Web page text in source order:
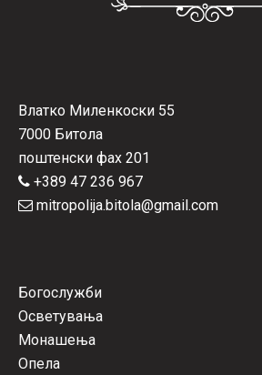
Влатко Миленкоски 55
7000 Битола
поштенски фах 201
+389 47 236 967
mitropolija.bitola@gmail.com
Богослужби
Осветувања
Монашења
Опела